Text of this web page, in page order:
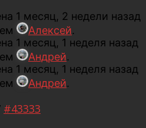
1 месяц, 2 недели назад
Алексей.
1 месяц, 1 неделя назад
Андрей.
1 месяц, 1 неделя назад
Андрей.
#43333